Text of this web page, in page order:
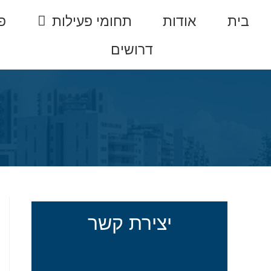
בית אודות תחומי פעילות
דרושים
יצירת קשר